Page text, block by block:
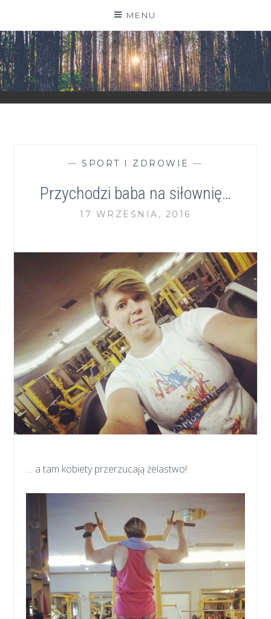
content
MENU
ZGRANESTADO.PL
FOTOGRAFICZNE ZAPISKI DNIA CODZIENNEGO
—SPORT I ZDROWIE —
Przychodzi baba na siłownię…
17 WRZEŚNIA, 2016
… a tam kobiety przerzucają żelastwo!